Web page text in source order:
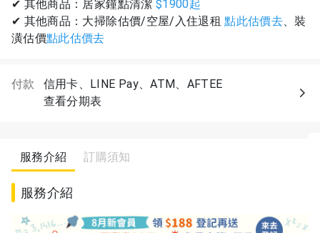
✔ 其他商品：居家鐘點清潔 $1900起
✔ 其他商品：大掃除估價/空屋/入住退租點此估價去 、裝
潢估價點此估價去
付款
信用卡、LINE Pay、ATM、AFTEE
查看分期表
服務介紹 訂購須知
服務介紹